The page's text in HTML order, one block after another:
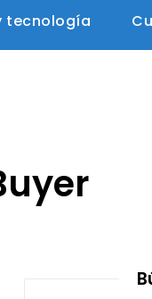
tecnología